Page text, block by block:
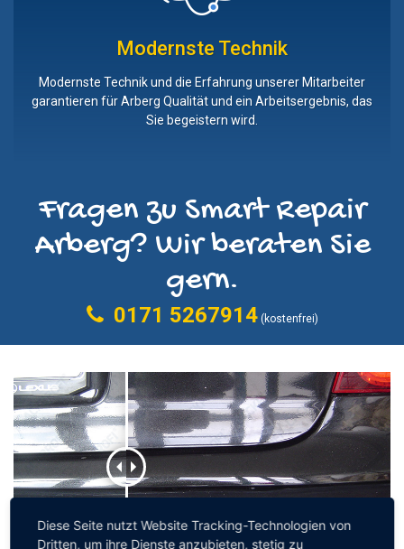
Modernste Technik
Modernste Technik und die Erfahrung unserer Mitarbeiter
garantieren für Arberg Qualität und ein Arbeitsergebnis, das
Sie begeistern wird.
Fragen zu Smart Repair
Arberg? Wir beraten Sie
gern.
0171 5267914(kostenfrei)
Diese Seite nutzt Website Tracking-Technologien von
Dritten, um ihre Dienste anzubieten, stetig zu